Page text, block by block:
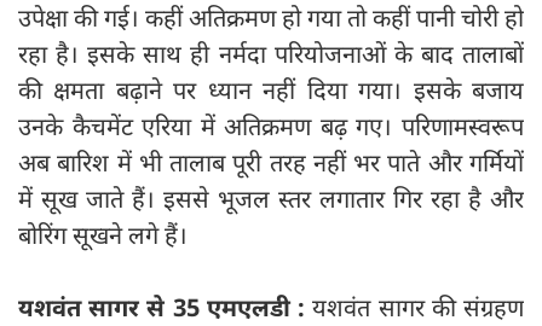
उपेक्षा की गई। कहीं अतिक्रमण हो गया तो कहीं पानी चोरी हो
रहा है। इसके साथ ही नर्मदा परियोजनाओं के बाद तालाबों
की क्षमता बढ़ाने पर ध्यान नहीं दिया गया। इसके बजाय
उनके कैचमेंट एरिया में अतिक्रमण बढ़ गए। परिणामस्वरूप
अब बारिश में भी तालाब पूरी तरह नहीं भर पाते और गर्मियों
में सूख जाते हैं। इससे भूजल स्तर लगातार गिर रहा है और
बोरिंग सूखने लगे हैं।
यशवंत सागर से 35 एमएलडी :यशवंत सागर की संग्रहण